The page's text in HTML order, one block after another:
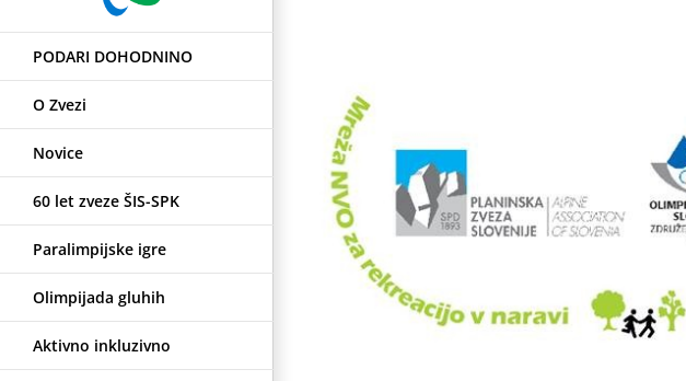
PODARI DOHODNINO
O Zvezi
Novice
60 let zveze ŠIS-SPK
Paralimpijske igre
Olimpijada gluhih
Aktivno inkluzivno
Image